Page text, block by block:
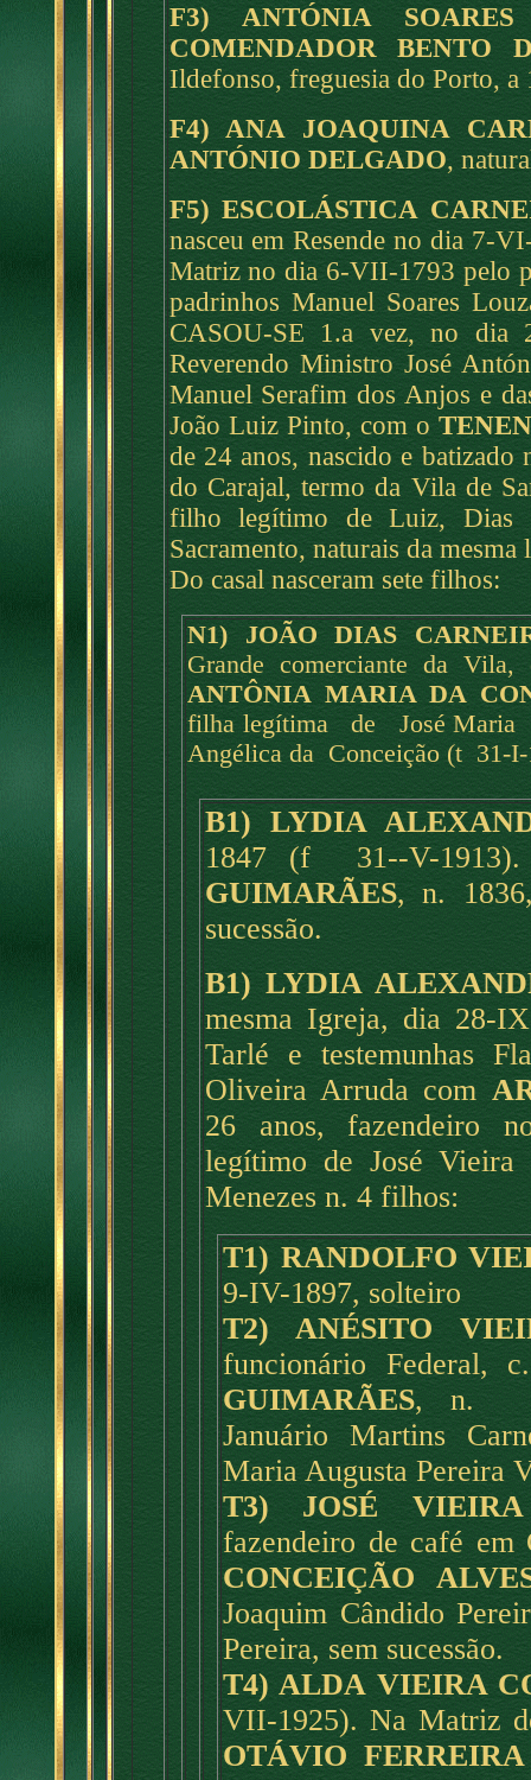
F3) ANTÓNIA SOARES
COMENDADOR BENTO
Ildefonso, freguesia do Porto,
F4) ANA JOAQUINA
ANTÓNIO DELGADO,
F5) ESCOLÁSTICA
nasceu em Resende no dia 7-
Matriz no dia 6-VII-1793 pelo
padrinhos Manuel Soares
CASOU-SE 1.a vez, no dia
Reverendo Ministro José
Manuel Serafim dos Anjos e
João Luiz Pinto, com o
de 24 anos, nascido e batizado
do Carajal, termo da Vila de
filho legítimo de Luiz, Dias
Sacramento, naturais da mesma
Do casal nasceram sete filhos:
N1) JOÃO DIAS
Grande comerciante da
ANTÔNIA MARIA DA
filha legítima de José
Angélica da Conceição (t
B1) LYDIA
1847 (f 31--V-
GUIMARÃES, n.
sucessão.
B1) LYDIA
mesma Igreja, dia 28-
Tarlé e testemunhas
Oliveira Arruda com
26 anos, fazendeiro
legítimo de José
Menezes n. 4 filhos:
T1) RANDOLFO
9-IV-1897, solteiro
T2) ANÉSITO
funcionário Federal,
GUIMARÃES, n.
Januário Martins
Maria Augusta Pereira
T3) JOSÉ VIEIRA
fazendeiro de café
CONCEIÇÃO
Joaquim Cândido
Pereira, sem sucessão.
T4) ALDA VIEIRA
VII-1925). Na Matriz
OTÁVIO